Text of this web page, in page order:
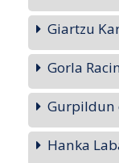
Giartzu
Gorla
Gurpildun
Hanka